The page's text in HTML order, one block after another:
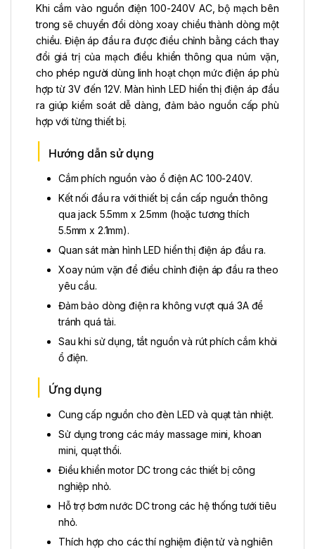
Khi cắm vào nguồn điện 100-240V AC, bộ mạch bên
trong sẽ chuyển đổi dòng xoay chiều thành dòng một
chiều. Điện áp đầu ra được điều chỉnh bằng cách thay
đổi giá trị của mạch điều khiển thông qua núm vặn,
cho phép người dùng linh hoạt chọn mức điện áp phù
hợp từ 3V đến 12V. Màn hình LED hiển thị điện áp đầu
ra giúp kiểm soát dễ dàng, đảm bảo nguồn cấp phù
hợp với từng thiết bị.
Hướng dẫn sử dụng
Cắm phích nguồn vào ổ điện AC 100-240V.
Kết nối đầu ra với thiết bị cần cấp nguồn thông
qua jack 5.5mm x 2.5mm (hoặc tương thích
5.5mm x 2.1mm).
Quan sát màn hình LED hiển thị điện áp đầu ra.
Xoay núm vặn để điều chỉnh điện áp đầu ra theo
yêu cầu.
Đảm bảo dòng điện ra không vượt quá 3A để
tránh quá tải.
Sau khi sử dụng, tắt nguồn và rút phích cắm khỏi
ổ điện.
Ứng dụng
Cung cấp nguồn cho đèn LED và quạt tản nhiệt.
Sử dụng trong các máy massage mini, khoan
mini, quạt thổi.
Điều khiển motor DC trong các thiết bị công
nghiệp nhỏ.
Hỗ trợ bơm nước DC trong các hệ thống tưới tiêu
nhỏ.
Thích hợp cho các thí nghiệm điện tử và nghiên